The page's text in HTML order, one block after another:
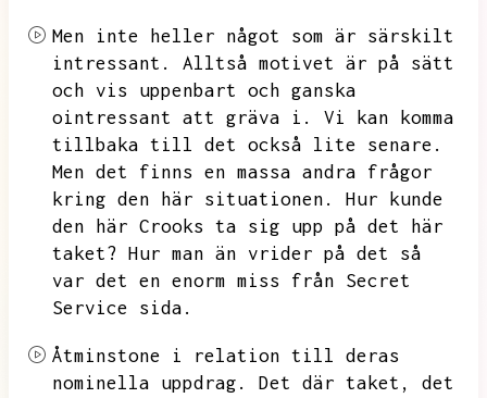
Men inte heller något som är särskilt
intressant.
Alltså motivet är på sätt
och vis uppenbart och ganska
ointressant att gräva i.
Vi kan komma
tillbaka till det också lite senare.
Men det finns en massa andra frågor
kring den här situationen.
Hur kunde
den här Crooks ta sig upp på det här
taket? Hur man än vrider på det så
var det en enorm miss från Secret
Service sida.
Åtminstone i relation till deras
nominella uppdrag.
Det där taket,
det